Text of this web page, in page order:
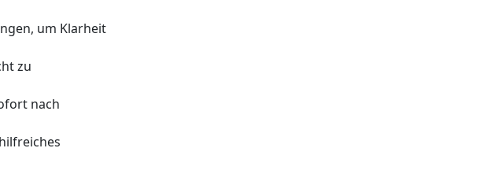
um Klarheit
zu
nach